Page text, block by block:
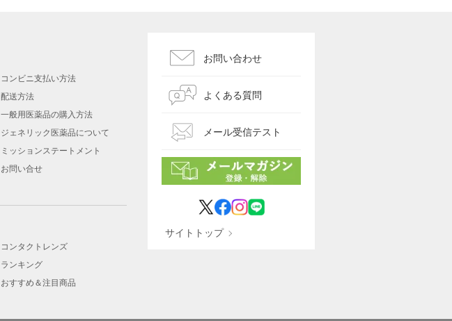
コンビニ支払い方法
配送方法
一般用医薬品の購入方法
ジェネリック医薬品について
ミッションステートメント
お問い合せ
コンタクトレンズ
ランキング
おすすめ＆注目商品
お問い合わせ
よくある質問
メール受信テスト
サイトトップ